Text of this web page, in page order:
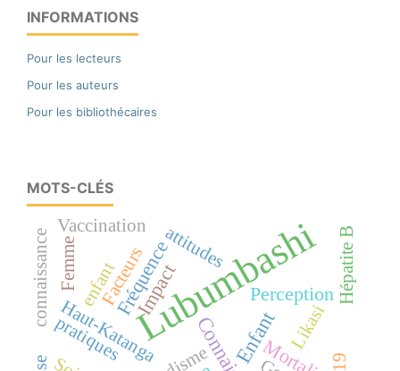
INFORMATIONS
Pour les lecteurs
Pour les auteurs
Pour les bibliothécaires
MOTS-CLÉS
Lubumbashi
Enfant
Impact Perception
Fréquenceattitudes
Haut-Katanga
Facteurs
pratiques
Vaccination
enfant
Femme
Likasi
connaissance Hépatite B